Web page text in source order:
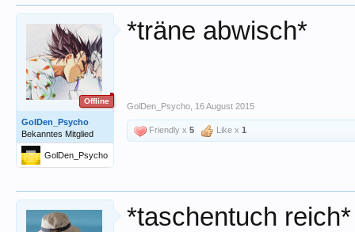
Offline
GolDen_Psycho
Bekanntes Mitglied
GolDen_Psycho
*träne abwisch*
GolDen_Psycho 16 August 2015
Friendly x 5 Like x 1
*taschentuch reich*